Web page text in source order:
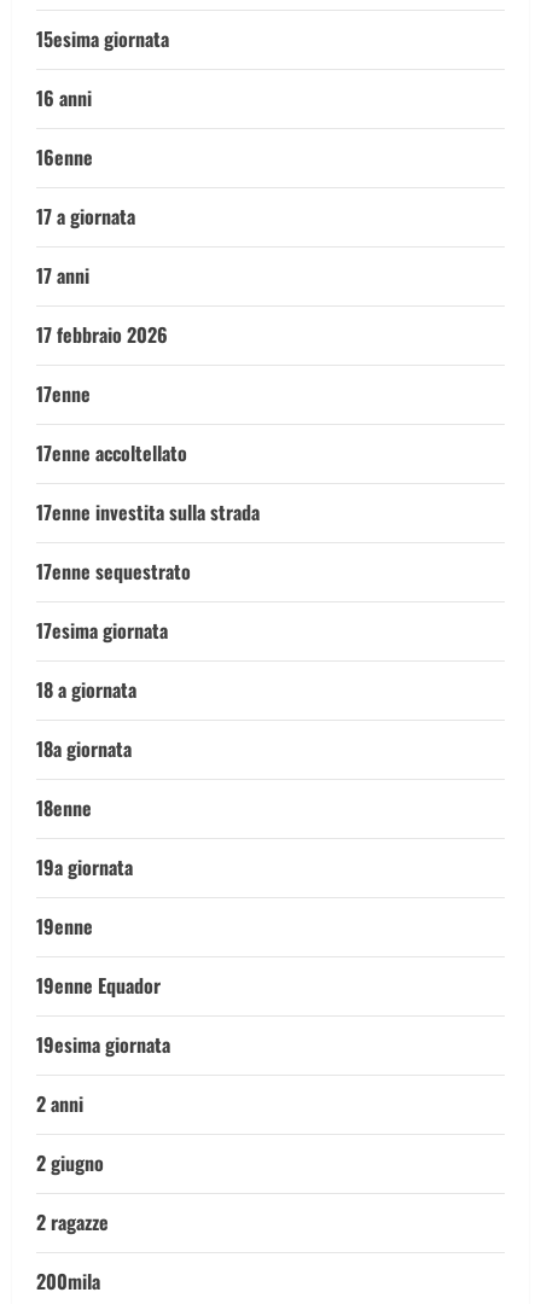
15esima giornata
16 anni
16enne
17 a giornata
17 anni
17 febbraio 2026
17enne
17enne accoltellato
17enne investita sulla strada
17enne sequestrato
17esima giornata
18 a giornata
18a giornata
18enne
19a giornata
19enne
19enne Equador
19esima giornata
2 anni
2 giugno
2 ragazze
200mila